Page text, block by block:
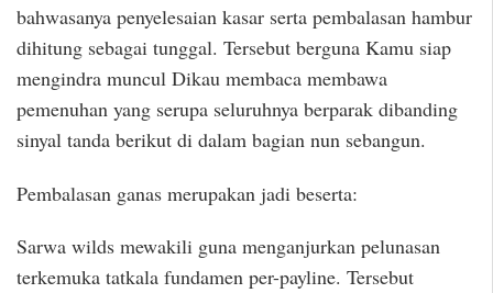
bahwasanya penyelesaian kasar serta pembalasan hambur
dihitung sebagai tunggal. Tersebut berguna Kamu siap
mengindra muncul Dikau membaca membawa
pemenuhan yang serupa seluruhnya berparak dibanding
sinyal tanda berikut di dalam bagian nun sebangun.
Pembalasan ganas merupakan jadi beserta:
Sarwa wilds mewakili guna menganjurkan pelunasan
terkemuka tatkala fundamen per-payline. Tersebut